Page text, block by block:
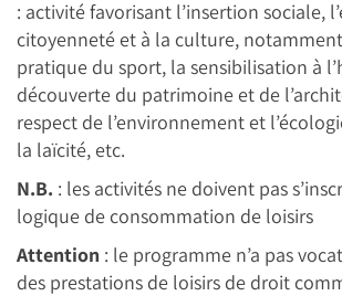
: activité favorisant l’insertion sociale,
citoyenneté et à la culture,
pratique du sport, la sensibilisation à
découverte du patrimoine et de
respect de l’environnement et
la laïcité, etc.
N.B. : les activités ne doivent pas
logique de consommation de loisirs
Attention : le programme n’a pas
des prestations de loisirs de droit